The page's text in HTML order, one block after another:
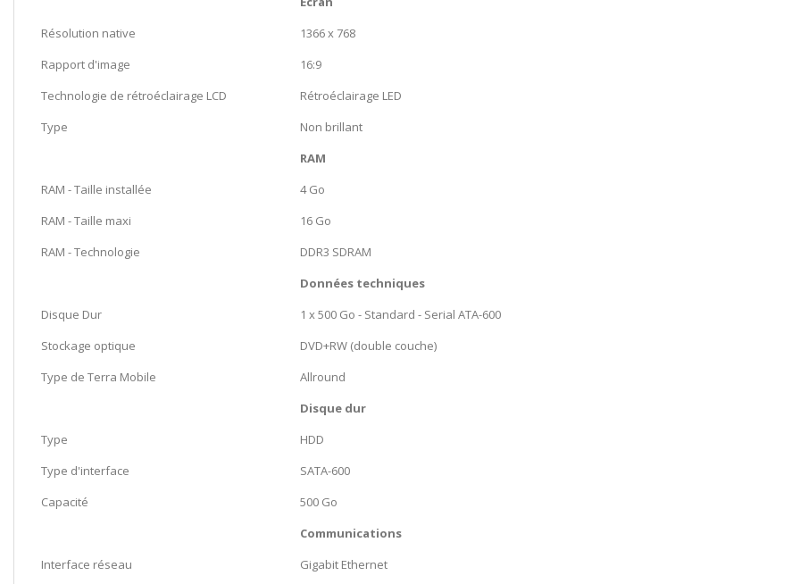
Résolution native
1366 x 768
Rapport d'image
16:9
Technologie de rétroéclairage LCD
Rétroéclairage LED
Type
Non brillant
RAM
RAM - Taille installée
4 Go
RAM - Taille maxi
16 Go
RAM - Technologie
DDR3 SDRAM
Données techniques
Disque Dur
1 x 500 Go - Standard - Serial ATA-600
Stockage optique
DVD+RW (double couche)
Type de Terra Mobile
Allround
Disque dur
Type
HDD
Type d'interface
SATA-600
Capacité
500 Go
Communications
Interface réseau
Gigabit Ethernet